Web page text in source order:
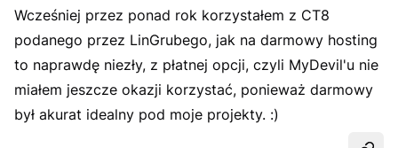
Wcześniej przez ponad rok korzystałem z CT8
podanego przez LinGrubego, jak na darmowy hosting
to naprawdę niezły, z płatnej opcji, czyli MyDevil'u nie
miałem jeszcze okazji korzystać, ponieważ darmowy
był akurat idealny pod moje projekty. :)